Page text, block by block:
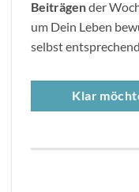
Beiträgender
um Dein Leben
selbst
Klar